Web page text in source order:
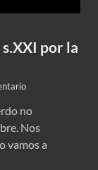
por la
no
Nos
vamos a